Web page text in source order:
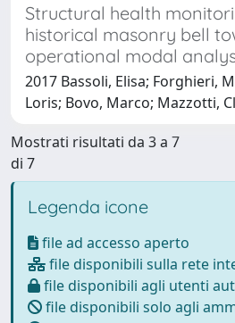
Structural health
historical masonry bell
operational modal
2017 Bassoli, Elisa; Forghieri,
Loris; Bovo, Marco; Mazzotti,
Mostrati risultati da 3 a 7
di 7
Legenda icone
file ad accesso aperto
file disponibili sulla rete
file disponibili agli utenti
file disponibili solo agli